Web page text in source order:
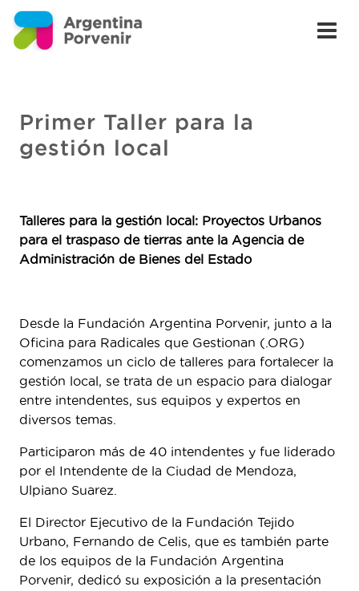
Primer Taller para la
gestión local
Talleres para la gestión local: Proyectos Urbanos
para el traspaso de tierras ante la Agencia de
Administración de Bienes del Estado
Desde la Fundación Argentina Porvenir, junto a la
Oficina para Radicales que Gestionan (.ORG)
comenzamos un ciclo de talleres para fortalecer la
gestión local, se trata de un espacio para dialogar
entre intendentes, sus equipos y expertos en
diversos temas.
Participaron más de 40 intendentes y fue liderado
por el Intendente de la Ciudad de Mendoza,
Ulpiano Suarez.
El Director Ejecutivo de la Fundación Tejido
Urbano, Fernando de Celis, que es también parte
de los equipos de la Fundación Argentina
Porvenir, dedicó su exposición a la presentación